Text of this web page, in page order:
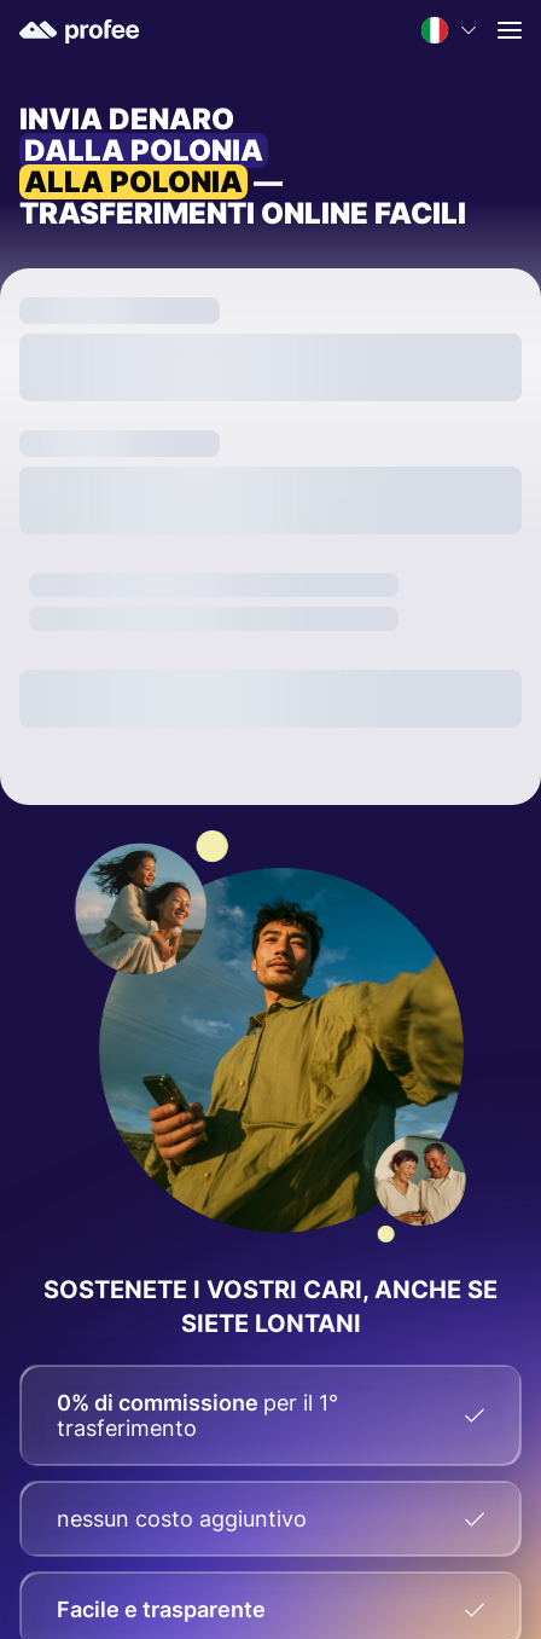
INVIA DENARO
DALLA POLONIA
ALLA POLONIA —
TRASFERIMENTI ONLINE FACILI
SOSTENETE I VOSTRI CARI, ANCHE SE
SIETE LONTANI
0% di commissione per il 1°
trasferimento
nessun costo aggiuntivo
Facile e trasparente